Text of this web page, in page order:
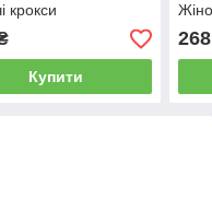
крокси
Купити
268